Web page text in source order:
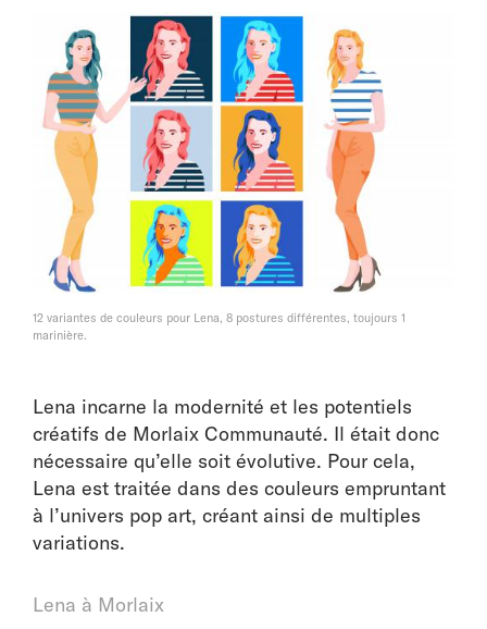
12 variantes de couleurs pour Lena, 8 postures différentes, toujours 1
marinière.
Lena incarne la modernité et les potentiels
créatifs de Morlaix Communauté. Il était donc
nécessaire qu’elle soit évolutive. Pour cela,
Lena est traitée dans des couleurs empruntant
à l’univers pop art, créant ainsi de multiples
variations.
Lena à Morlaix